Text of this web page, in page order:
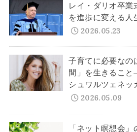
レイ・ダリオ卒業
を進歩に変える人
2026.05.23
子育てに必要なの
間」を生きるこ
シュワルツェネッ
2026.05.09
「ネット瞑想会